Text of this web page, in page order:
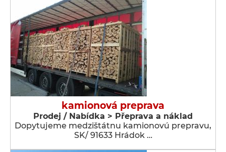
kamionová preprava
Prodej / Nabídka > Přeprava a náklad
Dopytujeme medzištátnu kamionovú prepravu,
SK/ 91633 Hrádok …